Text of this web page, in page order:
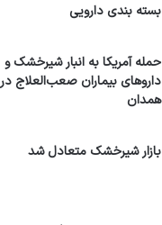
بسته بندی دارویی
حمله آمریکا به انبار شیرخشک و
داروهای بیماران صعب‌العلاج در
همدان
بازار شیرخشک متعادل شد